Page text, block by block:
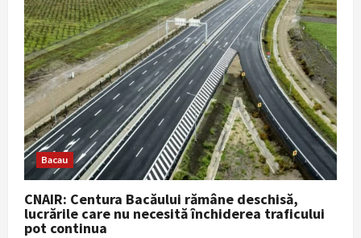
Bacau
CNAIR: Centura Bacăului rămâne deschisă,
lucrările care nu necesită închiderea traficului
pot continua